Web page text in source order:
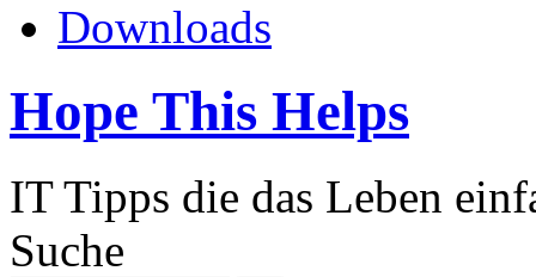
Downloads
Hope This Helps
IT Tipps die das Leben
Suche